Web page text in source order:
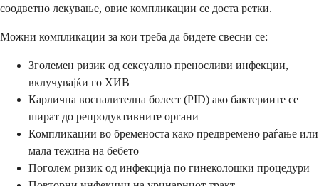
соодветно лекување, овие компликации се доста ретки.
Можни компликации за кои треба да бидете свесни се:
Зголемен ризик од сексуално преносливи инфекции,
вклучувајќи го ХИВ
Карлична воспалителна болест (PID) ако бактериите се
шират до репродуктивните органи
Компликации во бременоста како предвремено раѓање или
мала тежина на бебето
Поголем ризик од инфекција по гинеколошки процедури